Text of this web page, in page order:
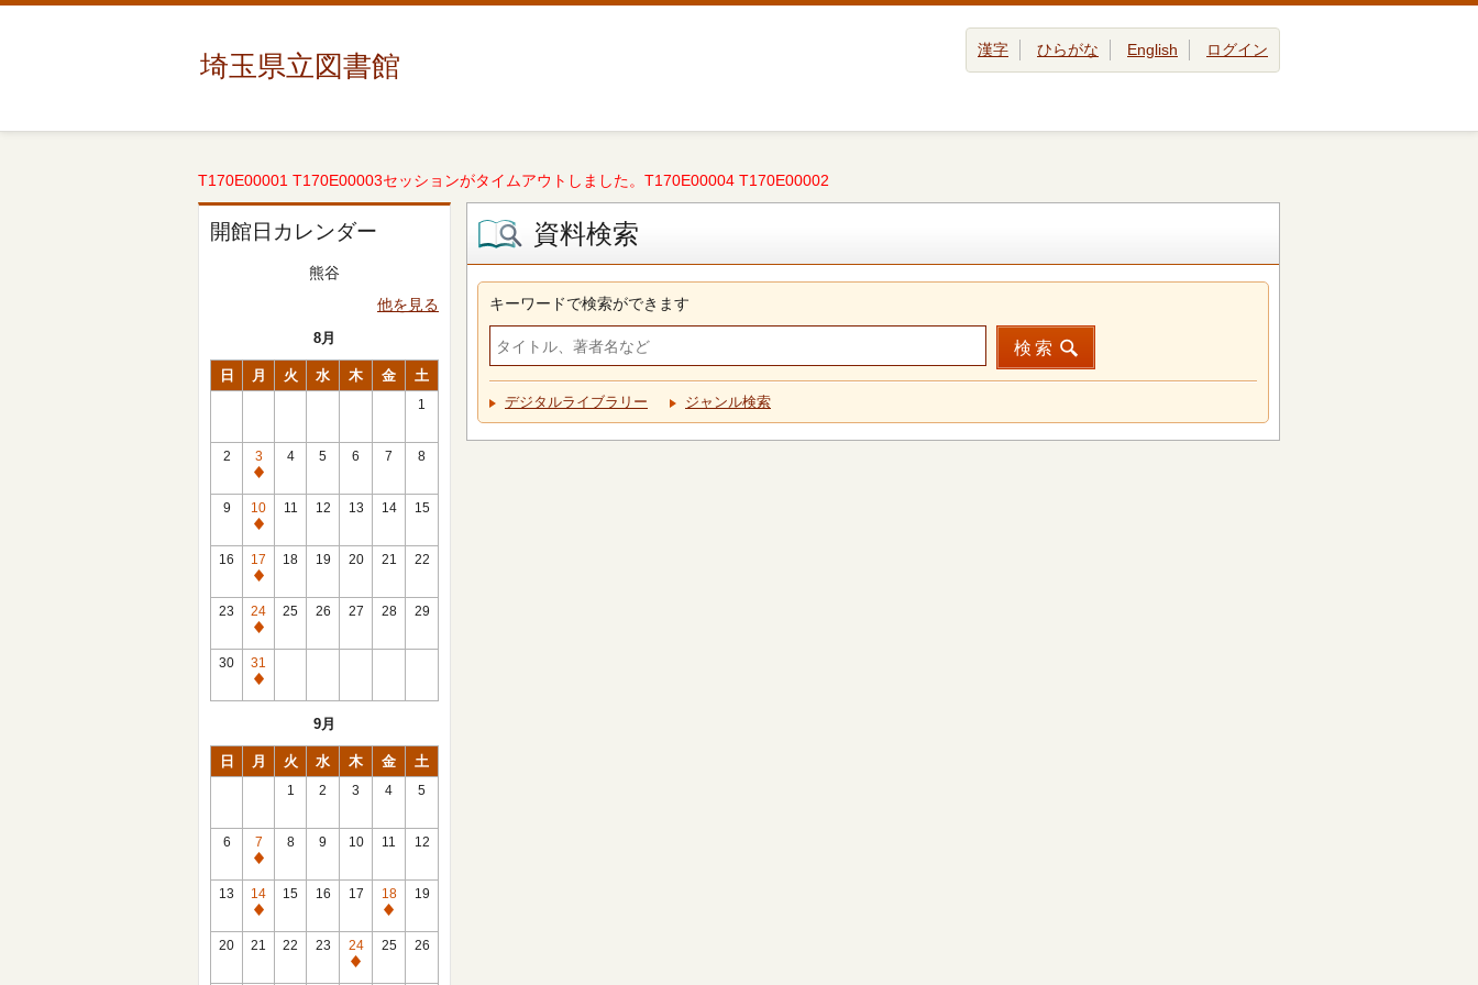
埼玉県立図書館 漢字 ひらがな English ログイン
T170E00001 T170E00003セッションがタイムアウトしました。T170E00004 T170E00002
開館日カレンダー
熊谷
他を見る
8月
日 月 火 水 木 金 土
1
2
3
休
館
日
4 5 6 7 8
9
10
休
館
日
11 12 13 14 15
16
17
休
館
日
18 19 20 21 22
23
24
休
館
日
25 26 27 28 29
30
31
休
9月
日 月 火 水 木 金 土
1 2 3 4 5
6
7
休
館
日
8 9 10 11 12
13
14
休
館
15 16 17
18
休
館
19
20 21 22 23
24
休
25 26
資料検索
キーワードで検索ができます
検索
デジタルライブラリー ジャンル検索